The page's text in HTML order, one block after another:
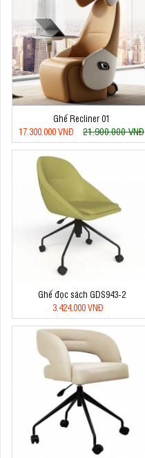
Ghế Recliner 01
17.300.000 VNĐ
21.900.000 VNĐ
Ghế đọc sách GDS943-2
3.424.000 VNĐ